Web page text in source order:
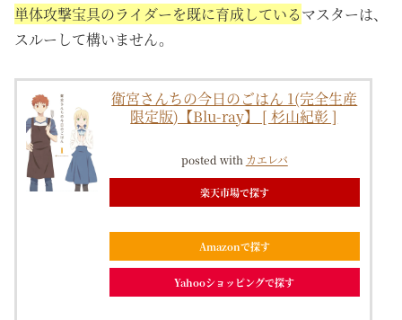
単体攻撃宝具のライダーを既に育成しているマスターは、
スルーして構いません。
衛宮さんちの今日のごはん 1(完全生産
限定版)【Blu-ray】 [ 杉山紀彰 ]
posted with カエレバ
楽天市場で探す
Amazonで探す
Yahooショッピングで探す